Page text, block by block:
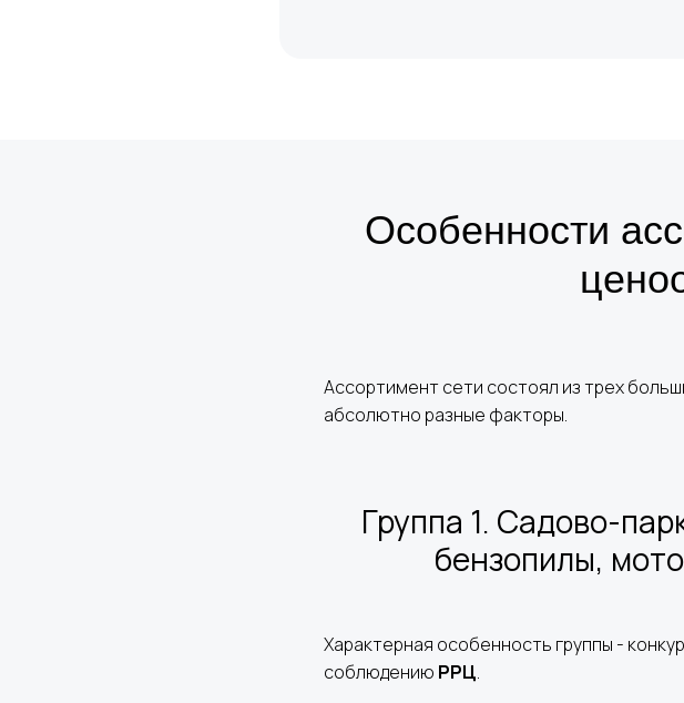
Особенности
Ассортимент сети состоял из трех
абсолютно разные факторы.
Группа 1. Садово-
бензопилы,
Характерная особенность группы -
соблюдению РРЦ.